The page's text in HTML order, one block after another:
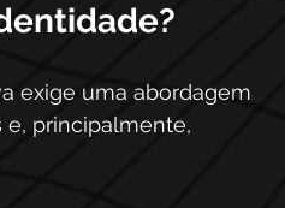
exige uma abordagem
e, principalmente,